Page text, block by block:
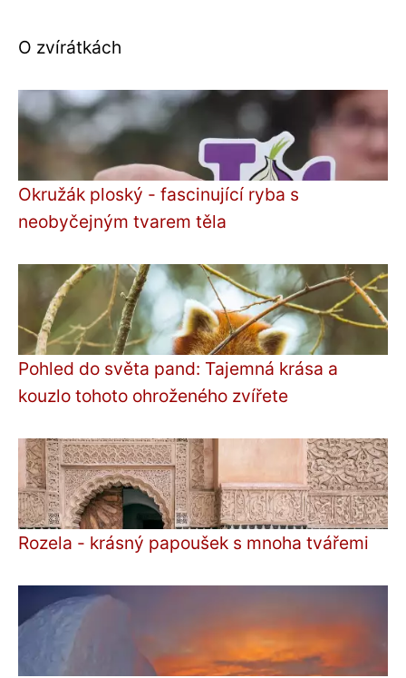
O zvírátkách
Okružák ploský - fascinující ryba s
neobyčejným tvarem těla
Pohled do světa pand: Tajemná krása a
kouzlo tohoto ohroženého zvířete
Rozela - krásný papoušek s mnoha tvářemi